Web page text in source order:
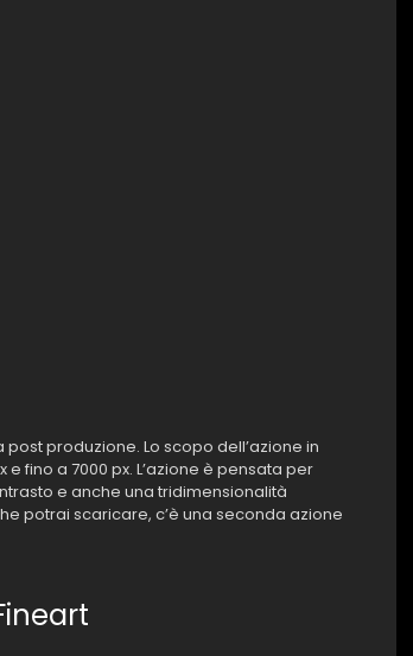
produzione. Lo scopo dell’azione in
fino a 7000 px. L’azione è pensata per
e anche una tridimensionalità
potrai scaricare, c’è una seconda azione